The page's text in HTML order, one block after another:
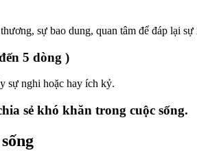
sự bao dung, quan tâm để đáp lại
5 dòng )
sự nghi hoặc hay ích kỷ.
sẻ khó khăn trong cuộc sống.